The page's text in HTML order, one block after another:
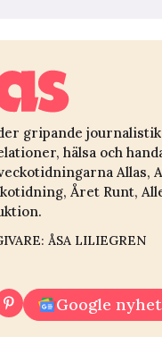
gripande
hälsa och
Allas,
Året Runt,
ÅSA LILIEGREN
Google